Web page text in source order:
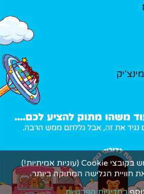
האתר שלנו משתמש בקובצי Cookie (עוגיות אמיתיות!)
חוויית הגלישה המתוקה ביותר.
במדיניות הפרטיות.